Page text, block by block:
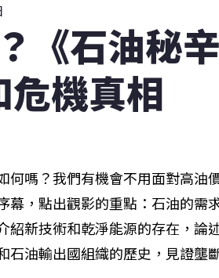
《石油秘辛
機真相
何嗎？我們有機會不用面對高油
幕，點出觀影的重點：石油的需
紹新技術和乾淨能源的存在，論
石油輸出國組織的歷史，見證壟